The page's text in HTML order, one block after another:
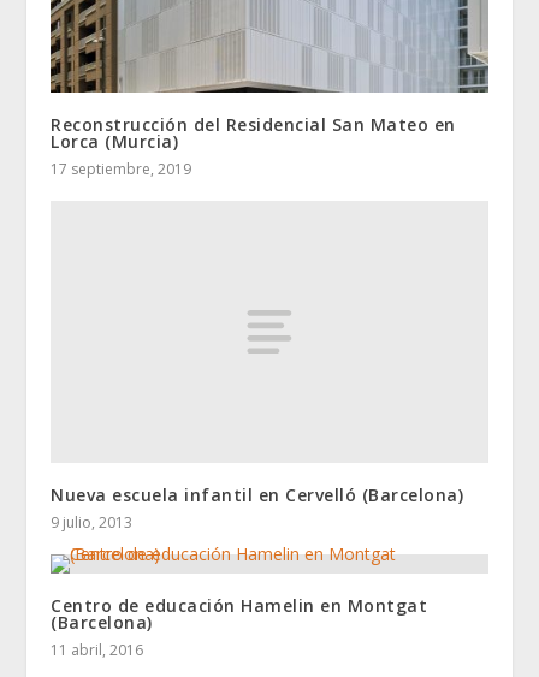
Reconstrucción del Residencial San Mateo en
Lorca (Murcia)
17 septiembre, 2019
Nueva escuela infantil en Cervelló (Barcelona)
9 julio, 2013
Centro de educación Hamelin en Montgat
(Barcelona)
11 abril, 2016